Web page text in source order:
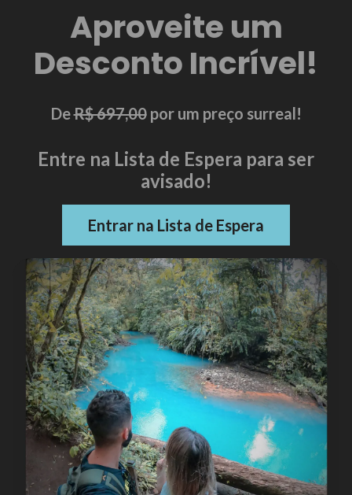
Aproveite um
Desconto Incrível!
DeR$ 697,00por um preço surreal!
Entre na Lista de Espera para ser
avisado!
Entrar na Lista de Espera